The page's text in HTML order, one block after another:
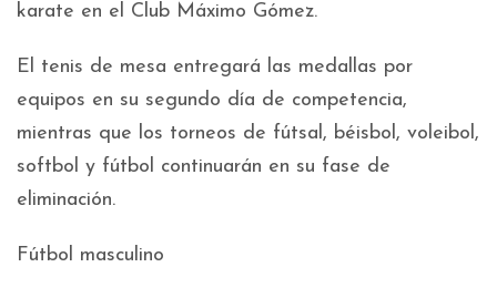
karate en el Club Máximo Gómez.
El tenis de mesa entregará las medallas por
equipos en su segundo día de competencia,
mientras que los torneos de fútsal, béisbol, voleibol,
softbol y fútbol continuarán en su fase de
eliminación.
Fútbol masculino